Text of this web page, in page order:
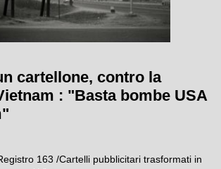
cartellone, contro la
: "Basta bombe USA
163 /Cartelli pubblicitari trasformati in